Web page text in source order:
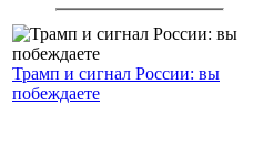
Трамп и сигнал России: вы
побеждаете